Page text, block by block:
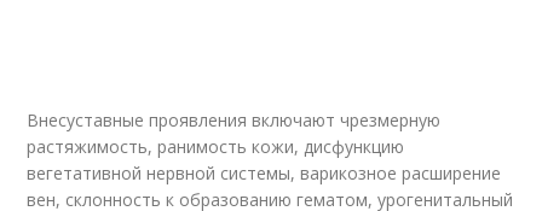
Внесуставные проявления включают чрезмерную
растяжимость, ранимость кожи, дисфункцию
вегетативной нервной системы, варикозное расширение
вен, склонность к образованию гематом, урогенитальный